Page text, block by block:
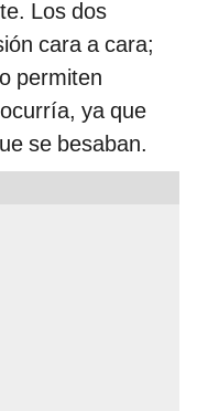
Los dos
cara a cara;
permiten
ya que
se besaban.